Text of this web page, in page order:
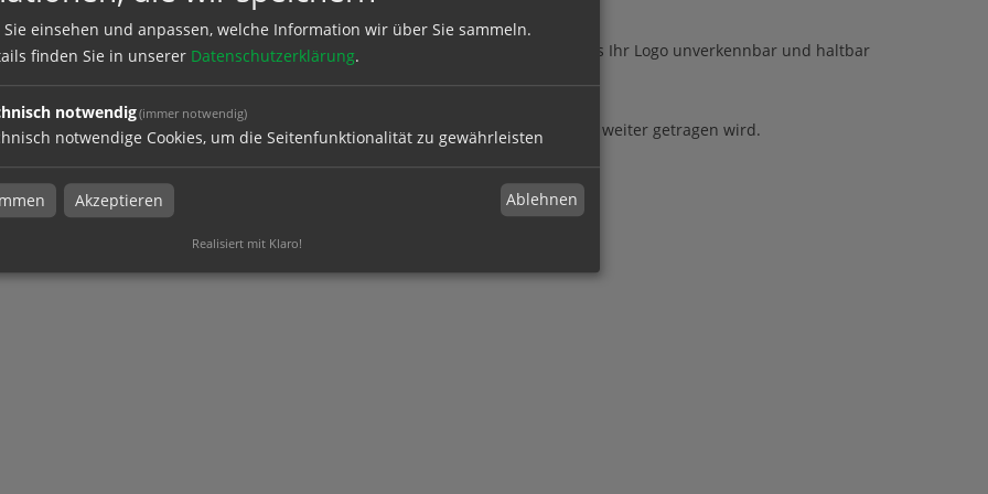
wird zur Mode - gern getragen, gern gesehen. So einfach geht das:
die Kleidung und Accessoires nach Ihrem Geschmack und wir sorgen dafür, dass Ihr Logo unverkennbar und haltbar
Business Hemden, Sport oder Freizeit-Shirts.
Ihre Mitarbeiter und Kunden mit Ihrem guten Namen ein, der mit jedem Schritt weiter getragen wird.
einsehen und anpassen, welche Information wir über Sie sammeln.
finden Sie in unserer Datenschutzerklärung.
notwendig(immer notwendig)
notwendige Cookies, um die Seitenfunktionalität zu gewährleisten
Akzeptieren Ablehnen
Realisiert mit Klaro!